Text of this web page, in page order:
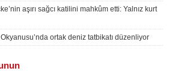
aşırı sağcı katilini mahkûm etti: Yalnız kurt
ortak deniz tatbikatı düzenliyor